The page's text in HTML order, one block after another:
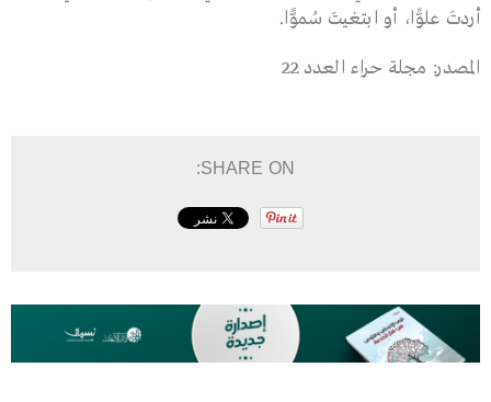
أردتَ علوًّا، أو ابتغيتَ سُموًّا.
المصدر: مجلة حراء العدد 22
SHARE ON: